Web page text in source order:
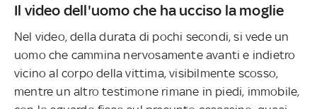
Il video dell'uomo che ha ucciso la moglie
Nel video, della durata di pochi secondi, si vede un
uomo che cammina nervosamente avanti e indietro
vicino al corpo della vittima, visibilmente scosso,
mentre un altro testimone rimane in piedi, immobile,